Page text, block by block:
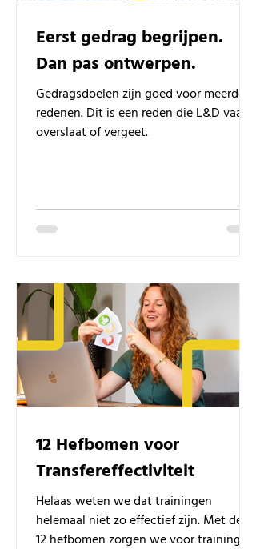
Eerst gedrag begrijpen.
Dan pas ontwerpen.
Gedragsdoelen zijn goed voor meerdere
redenen. Dit is een reden die L&D vaak
overslaat of vergeet.
12 Hefbomen voor
Transfereffectiviteit
Helaas weten we dat trainingen
helemaal niet zo effectief zijn. Met deze
12 hefbomen zorgen we voor trainingen